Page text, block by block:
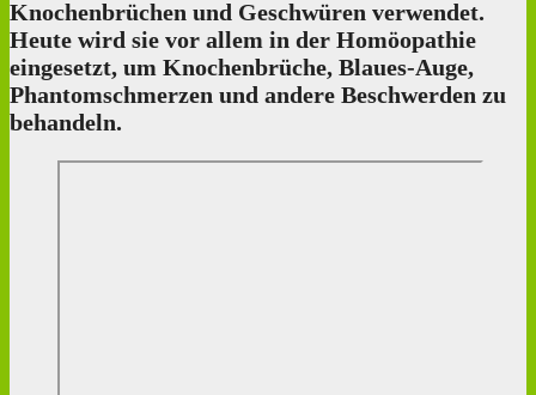
Knochenbrüchen und Geschwüren verwendet.
Heute wird sie vor allem in der Homöopathie
eingesetzt, um Knochenbrüche, Blaues-Auge,
Phantomschmerzen und andere Beschwerden zu
behandeln.